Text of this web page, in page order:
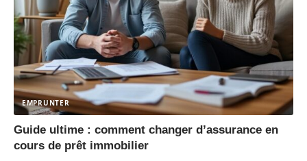
EMPRUNTER
Guide ultime : comment changer d’assurance en
cours de prêt immobilier